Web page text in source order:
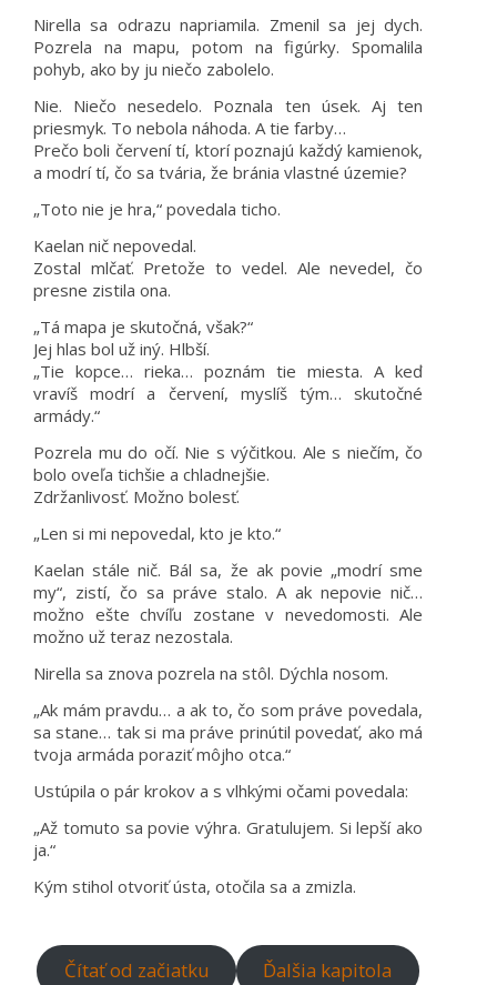
Nirella sa odrazu napriamila. Zmenil sa jej dych.
Pozrela na mapu, potom na figúrky. Spomalila
pohyb, ako by ju niečo zabolelo.
Nie. Niečo nesedelo. Poznala ten úsek. Aj ten
priesmyk. To nebola náhoda. A tie farby…
Prečo boli červení tí, ktorí poznajú každý kamienok,
a modrí tí, čo sa tvária, že bránia vlastné územie?
„Toto nie je hra,“ povedala ticho.
Kaelan nič nepovedal.
Zostal mlčať. Pretože to vedel. Ale nevedel, čo
presne zistila ona.
„Tá mapa je skutočná, však?“
Jej hlas bol už iný. Hlbší.
„Tie kopce… rieka… poznám tie miesta. A keď
vravíš modrí a červení, myslíš tým… skutočné
armády.“
Pozrela mu do očí. Nie s výčitkou. Ale s niečím, čo
bolo oveľa tichšie a chladnejšie.
Zdržanlivosť. Možno bolesť.
„Len si mi nepovedal, kto je kto.“
Kaelan stále nič. Bál sa, že ak povie „modrí sme
my“, zistí, čo sa práve stalo. A ak nepovie nič…
možno ešte chvíľu zostane v nevedomosti. Ale
možno už teraz nezostala.
Nirella sa znova pozrela na stôl. Dýchla nosom.
„Ak mám pravdu… a ak to, čo som práve povedala,
sa stane… tak si ma práve prinútil povedať, ako má
tvoja armáda poraziť môjho otca.“
Ustúpila o pár krokov a s vlhkými očami povedala:
„Až tomuto sa povie výhra. Gratulujem. Si lepší ako
ja.“
Kým stihol otvoriť ústa, otočila sa a zmizla.
Čítať od začiatku Ďalšia kapitola